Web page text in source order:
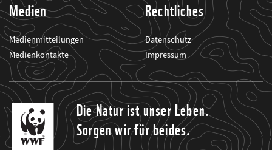
Medien
Medienmitteilungen
Medienkontakte
Rechtliches
Datenschutz
Impressum
Die Natur ist unser Leben.
Sorgen wir für beides.